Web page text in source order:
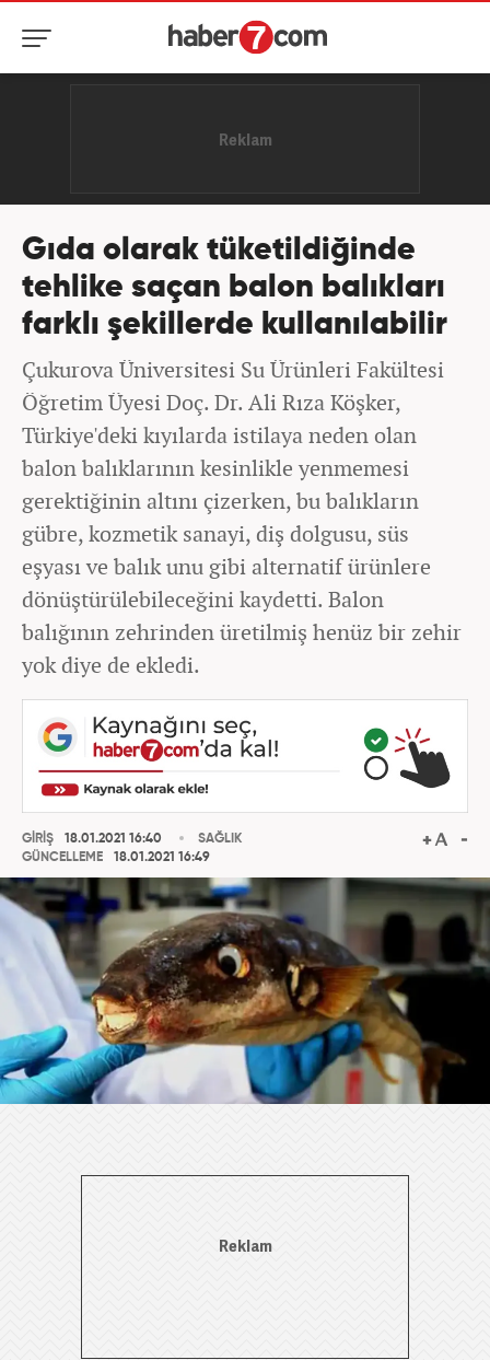
Gıda olarak tüketildiğinde
tehlike saçan balon balıkları
farklı şekillerde kullanılabilir
Çukurova Üniversitesi Su Ürünleri Fakültesi
Öğretim Üyesi Doç. Dr. Ali Rıza Köşker,
Türkiye'deki kıyılarda istilaya neden olan
balon balıklarının kesinlikle yenmemesi
gerektiğinin altını çizerken, bu balıkların
gübre, kozmetik sanayi, diş dolgusu, süs
eşyası ve balık unu gibi alternatif ürünlere
dönüştürülebileceğini kaydetti. Balon
balığının zehrinden üretilmiş henüz bir zehir
yok diye de ekledi.
GİRİŞ
18.01.2021 16:40
GÜNCELLEME
18.01.2021 16:49
SAĞLIK